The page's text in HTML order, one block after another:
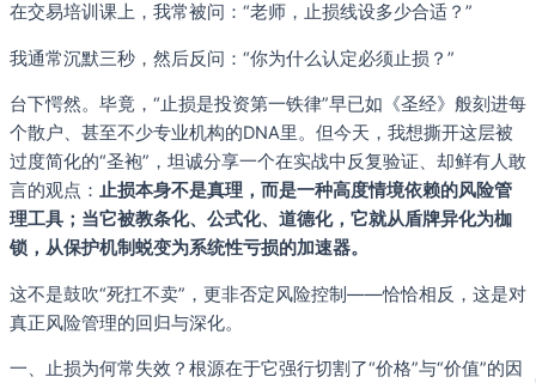
在交易培训课上，我常被问：“老师，止损线设多少合适？”
我通常沉默三秒，然后反问：“你为什么认定必须止损？”
台下愕然。毕竟，“止损是投资第一铁律”早已如《圣经》般刻进每
个散户、甚至不少专业机构的DNA里。但今天，我想撕开这层被
过度简化的“圣袍”，坦诚分享一个在实战中反复验证、却鲜有人敢
言的观点： 止损本身不是真理，而是一种高度情境依赖的风险管
理工具；当它被教条化、公式化、道德化，它就从盾牌异化为枷
锁，从保护机制蜕变为系统性亏损的加速器。
这不是鼓吹“死扛不卖”，更非否定风险控制——恰恰相反，这是对
真正风险管理的回归与深化。
一、止损为何常失效？根源在于它强行切割了“价格”与“价值”的因